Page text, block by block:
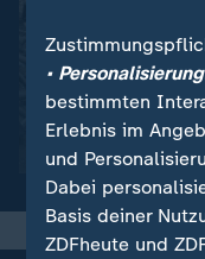
Nachrichten | heute:
Schwere
Luftangriffe
•
bestimmten
Erlebnis im
und
Dabei
Basis deiner
ZDFheute und